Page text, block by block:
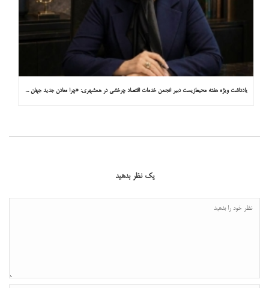
یادداشت ویژه هفته محیط‌زیست دبیر انجمن خدمات اقتصاد چرخشی در همشهری: «چرا معادن جدید جهان زیر زمین نیستند؟»
یک نظر بدهید